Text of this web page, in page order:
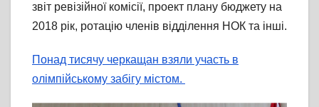
звіт ревізійної комісії, проект плану бюджету на
2018 рік, ротацію членів відділення НОК та інші.
Понад тисячу черкащан взяли участь в
олімпійському забігу містом.